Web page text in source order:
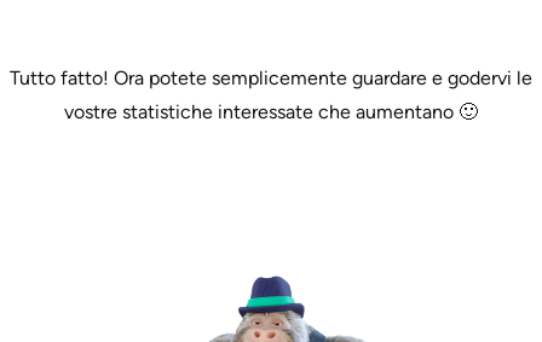
Tutto fatto! Ora potete semplicemente guardare e godervi le
vostre statistiche interessate che aumentano 🙂